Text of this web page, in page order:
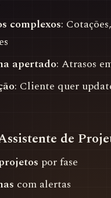
complexos: Cotações,
apertado: Atrasos
: Cliente quer
de
por fase
com alertas